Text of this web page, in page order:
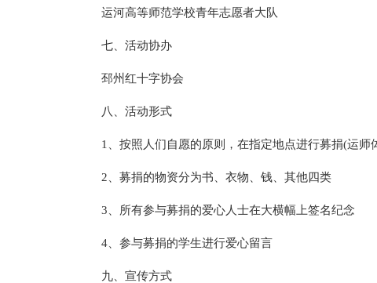
运河高等师范学校青年志愿者大队
七、活动协办
邳州红十字协会
八、活动形式
1、按照人们自愿的原则，在指定地点进行募捐(运
2、募捐的物资分为书、衣物、钱、其他四类
3、所有参与募捐的爱心人士在大横幅上签名纪念
4、参与募捐的学生进行爱心留言
九、宣传方式